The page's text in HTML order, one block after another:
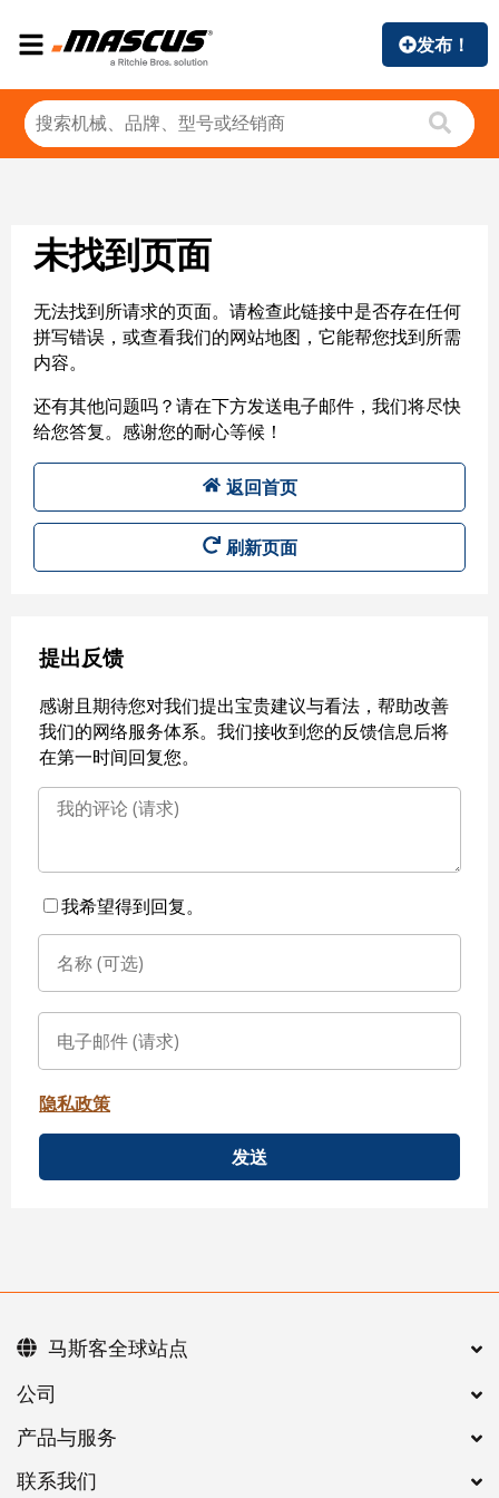
发布！
未找到页面
无法找到所请求的页面。请检查此链接中是否存在任何
拼写错误，或查看我们的网站地图，它能帮您找到所需
内容。
还有其他问题吗？请在下方发送电子邮件，我们将尽快
给您答复。感谢您的耐心等候！
返回首页
刷新页面
提出反馈
感谢且期待您对我们提出宝贵建议与看法，帮助改善
我们的网络服务体系。我们接收到您的反馈信息后将
在第一时间回复您。
我希望得到回复。
隐私政策
发送
公司
产品与服务
联系我们
马斯客全球站点